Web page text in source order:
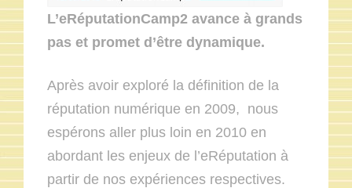
L’eRéputationCamp2 avance à grands
pas et promet d’être dynamique.
Après avoir exploré la définition de la
réputation numérique en 2009, nous
espérons aller plus loin en 2010 en
abordant les enjeux de l’eRéputation à
partir de nos expériences respectives.